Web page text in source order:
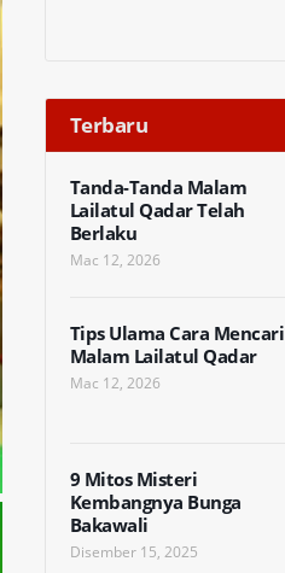
Terbaru
Tanda-Tanda Malam
Lailatul Qadar Telah
Berlaku
Mac 12, 2026
Tips Ulama Cara Mencari
Malam Lailatul Qadar
Mac 12, 2026
9 Mitos Misteri
Kembangnya Bunga
Bakawali
Disember 15, 2025